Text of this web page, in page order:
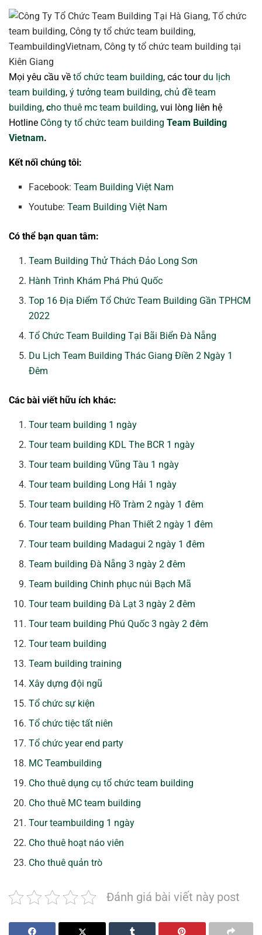
Mọi yêu cầu về tổ chức team building, các tourdu lịch
team building, ý tưởng team building, chủ đề team
building, cho thuê mc team building, vui lòng liên hệ
Hotline Công ty tổ chức team building Team Building
Vietnam.
Kết nối chúng tôi:
Facebook:Team Building Việt Nam
Youtube:Team Building Việt Nam
Có thể bạn quan tâm:
Team Building Thử Thách Đảo Long Sơn
Hành Trình Khám Phá Phú Quốc
Top 16 Địa Điểm Tổ Chức Team Building Gần TPHCM
2022
Tổ Chức Team Building Tại Bãi Biển Đà Nẵng
Du Lịch Team Building Thác Giang Điền 2 Ngày 1
Đêm
Các bài viết hữu ích khác:
Tour team building 1 ngày
Tour team building KDL The BCR 1 ngày
Tour team building Vũng Tàu 1 ngày
Tour team building Long Hải 1 ngày
Tour team building Hồ Tràm 2 ngày 1 đêm
Tour team building Phan Thiết 2 ngày 1 đêm
Tour team building Madagui 2 ngày 1 đêm
Team building Đà Nẵng 3 ngày 2 đêm
Team building Chinh phục núi Bạch Mã
Tour team building Đà Lạt 3 ngày 2 đêm
Tour team building Phú Quốc 3 ngày 2 đêm
Tour team building
Team building training
Xây dựng đội ngũ
Tổ chức sự kiện
Tổ chức tiệc tất niên
Tổ chức year end party
MC Teambuilding
Cho thuê dụng cụ tổ chức team building
Cho thuê MC team building
Tour teambuilding 1 ngày
Cho thuê hoạt náo viên
Cho thuê quản trò
Đánh giá bài viết này post